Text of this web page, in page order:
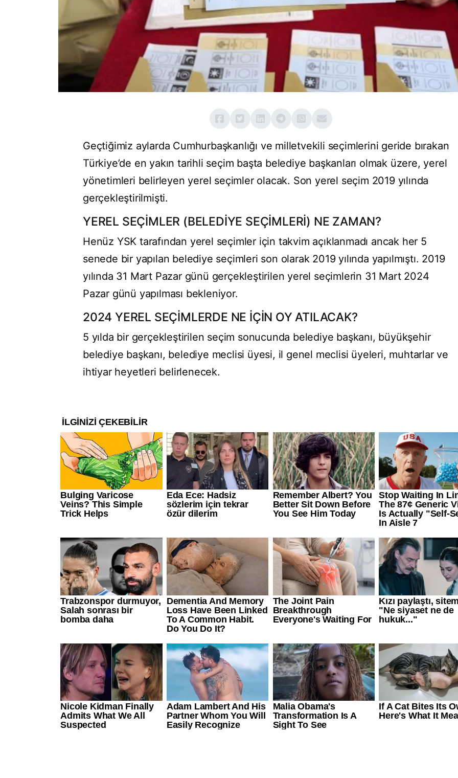
Geçtiğimiz aylarda Cumhurbaşkanlığı ve milletvekili seçimlerini geride bırakan
Türkiye’de en yakın tarihli seçim başta belediye başkanları olmak üzere, yerel
yönetimleri belirleyen yerel seçimler olacak. Son yerel seçim 2019 yılında
gerçekleştirilmişti.
YEREL SEÇİMLER (BELEDİYE SEÇİMLERİ) NE ZAMAN?
Henüz YSK tarafından yerel seçimler için takvim açıklanmadı ancak her 5
senede bir yapılan belediye seçimleri son olarak 2019 yılında yapılmıştı. 2019
yılında 31 Mart Pazar günü gerçekleştirilen yerel seçimlerin 31 Mart 2024
Pazar günü yapılması bekleniyor.
2024 YEREL SEÇİMLERDE NE İÇİN OY ATILACAK?
5 yılda bir gerçekleştirilen seçim sonucunda belediye başkanı, büyükşehir
belediye başkanı, belediye meclisi üyesi, il genel meclisi üyeleri, muhtarlar ve
ihtiyar heyetleri belirlenecek.